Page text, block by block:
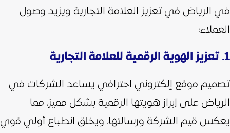
في الرياض في تعزيز العلامة التجارية ويزيد وصول
العملاء:
1. تعزيز الهوية الرقمية للعلامة التجارية
تصميم موقع إلكتروني احترافي يساعد الشركات في
الرياض على إبراز هويتها الرقمية بشكل مميز، مما
يعكس قيم الشركة ورسالتها، ويخلق انطباع أولي قوي